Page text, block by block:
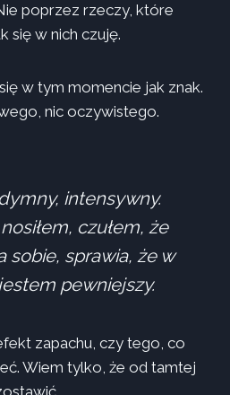
poprzez rzeczy, które
się w nich czuję.
w tym momencie jak znak.
nic oczywistego.
intensywny.
czułem, że
sobie, sprawia, że w
pewniejszy.
zapachu, czy tego, co
Wiem tylko, że od tamtej